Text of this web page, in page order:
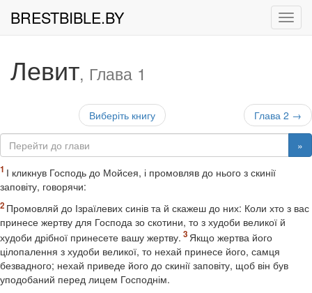
Рух
BRESTBIBLE.BY
Левит, Глава 1
Виберіть книгу Глава 2 →
»
І кликнув Господь до Мойсея, і промовляв до нього з скинії
заповіту, говорячи:
Промовляй до Ізраїлевих синів та й скажеш до них: Коли хто з вас
принесе жертву для Господа зо скотини, то з худоби великої й
худоби дрібної принесете вашу жертву.
Якщо жертва його
цілопалення з худоби великої, то нехай принесе його, самця
безвадного; нехай приведе його до скинії заповіту, щоб він був
уподобаний перед лицем Господнім.